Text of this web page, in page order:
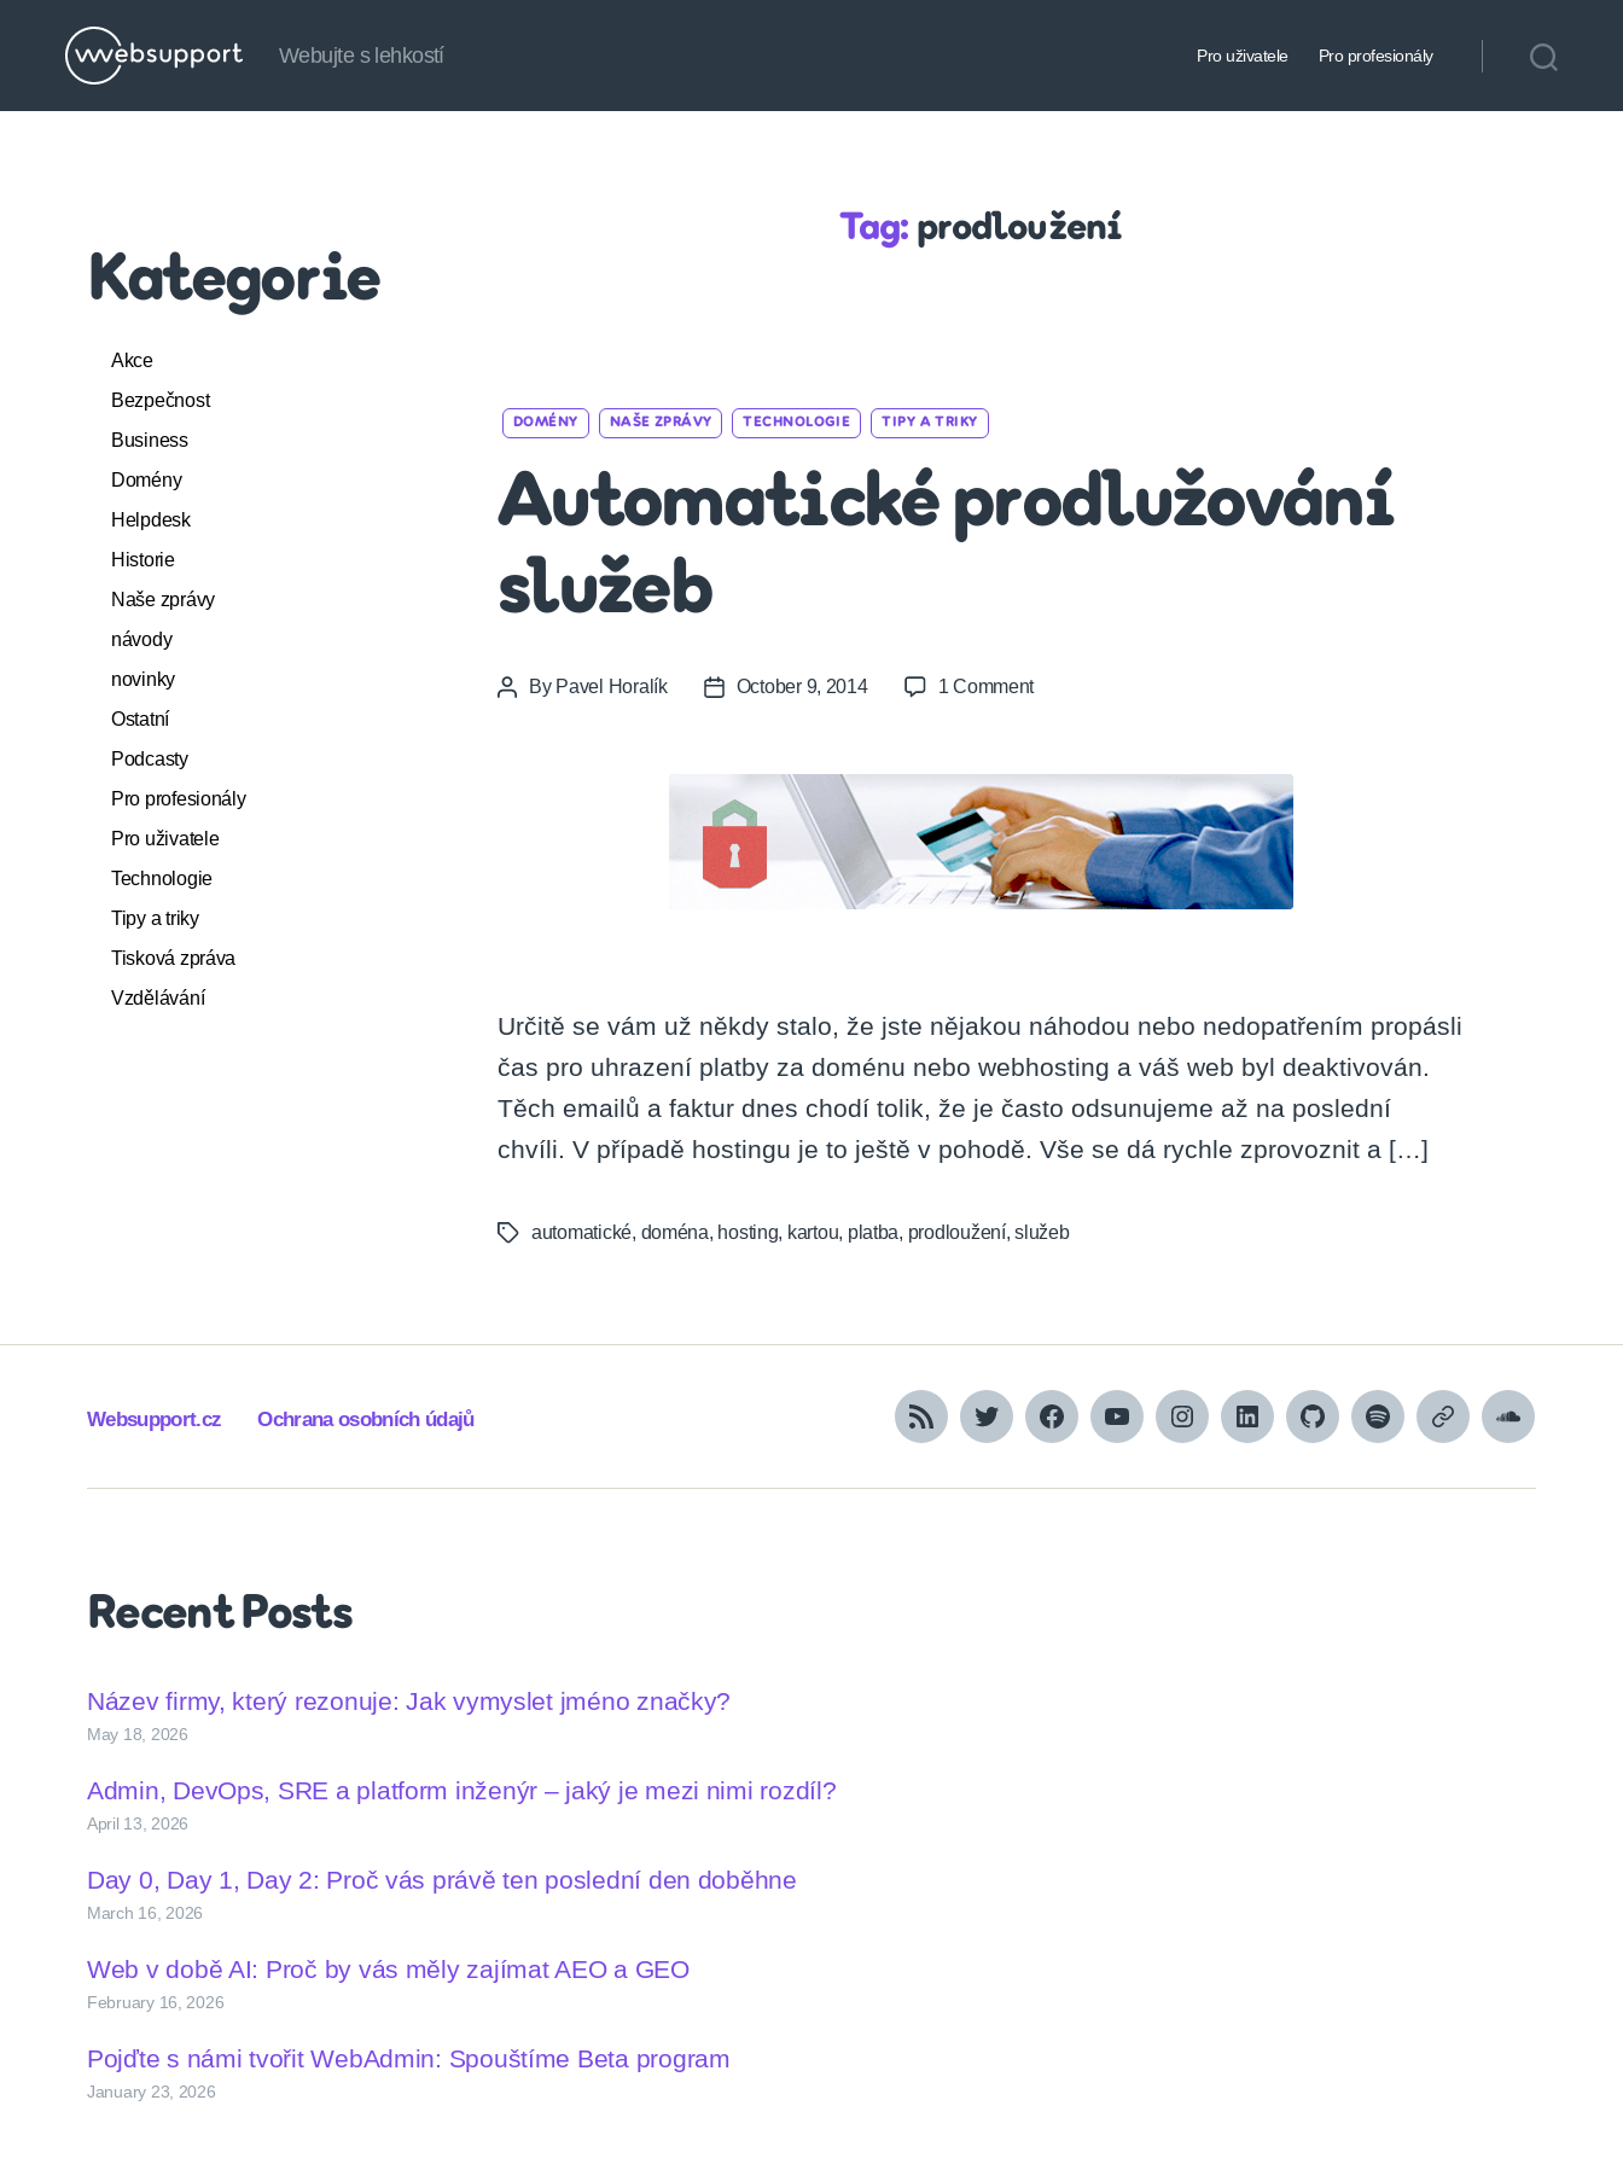
Websupport.cz
Webujte s lehkostí Pro uživatele Pro profesionály
Kategorie
Akce
Bezpečnost
Business
Domény
Helpdesk
Historie
Naše zprávy
návody
novinky
Ostatní
Podcasty
Pro profesionály
Pro uživatele
Technologie
Tipy a triky
Tisková zpráva
Vzdělávání
Tag: prodloužení
Categories
DOMÉNY NAŠE ZPRÁVY TECHNOLOGIE TIPY A TRIKY
Automatické prodlužování
služeb
PostBy Pavel Horalík
PostOctober 9, 2014 1 Commenton
služeb
Určitě se vám už někdy stalo, že jste nějakou náhodou nebo nedopatřením propásli
čas pro uhrazení platby za doménu nebo webhosting a váš web byl deaktivován.
Těch emailů a faktur dnes chodí tolik, že je často odsunujeme až na poslední
chvíli. V případě hostingu je to ještě v pohodě. Vše se dá rychle zprovoznit a […]
Tagsautomatické, doména, hosting, kartou, platba, prodloužení,služeb
Websupport.cz Ochrana osobních údajů RSS TwitterFacebookYouTubeInstagramLinkedInGithubSpotifyApple
SoundCloud
Recent Posts
Název firmy, který rezonuje: Jak vymyslet jméno značky?
May 18, 2026
Admin, DevOps, SRE a platform inženýr – jaký je mezi nimi rozdíl?
April 13, 2026
Day 0, Day 1, Day 2: Proč vás právě ten poslední den doběhne
March 16, 2026
Web v době AI: Proč by vás měly zajímat AEO a GEO
February 16, 2026
Pojďte s námi tvořit WebAdmin: Spouštíme Beta program
January 23, 2026